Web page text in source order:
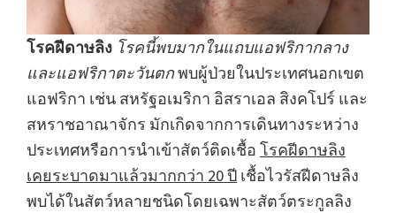
โรคฝีดาษลิง โรคนี้พบมากในแถบแอฟริกากลาง
และแอฟริกาตะวันตกพบผู้ป่วยในประเทศนอกเขต
แอฟริกา เช่น สหรัฐอเมริกา อิสราเอล สิงคโปร์ และ
สหราชอาณาจักร มักเกิดจากการเดินทางระหว่าง
ประเทศหรือการนำเข้าสัตว์ติดเชื้อ โรคฝีดาษลิง
เคยระบาดมาแล้วมากกว่า 20 ปี เชื้อไวรัสฝีดาษลิง
พบได้ในสัตว์หลายชนิดโดยเฉพาะสัตว์ตระกูลลิง